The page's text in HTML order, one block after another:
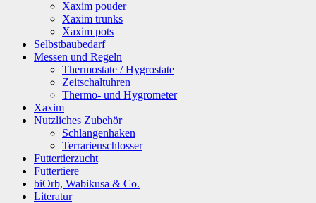
Xaxim pouder
Xaxim trunks
Xaxim pots
Selbstbaubedarf
Messen und Regeln
Thermostate / Hygrostate
Zeitschaltuhren
Thermo- und Hygrometer
Xaxim
Nutzliches Zubehör
Schlangenhaken
Terrarienschlosser
Futtertierzucht
Futtertiere
biOrb, Wabikusa & Co.
Literatur